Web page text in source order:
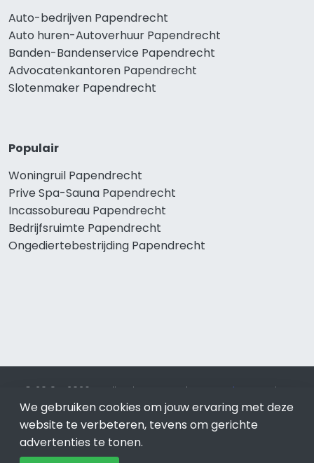
Auto-bedrijven Papendrecht
Auto huren-Autoverhuur Papendrecht
Banden-Bandenservice Papendrecht
Advocatenkantoren Papendrecht
Slotenmaker Papendrecht
Populair
Woningruil Papendrecht
Prive Spa-Sauna Papendrecht
Incassobureau Papendrecht
Bedrijfsruimte Papendrecht
Ongediertebestrijding Papendrecht
© 2019 - 2026 Realisatie en SEO door SEO-bureau
Lion
Internet. Betaal alleen voor bewezen resultaten?SEO
optimalisatie No Cure No Pay .Papendrechtis onderdeel van
Lion Internet.
We gebruiken cookies om jouw ervaring met deze
website te verbeteren, tevens om gerichte
advertenties te tonen.